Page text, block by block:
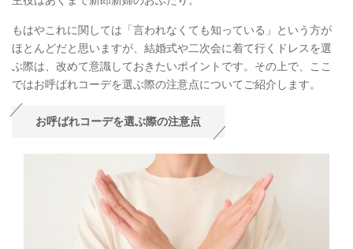
もはやこれに関しては「言われなくても知っている」という方が
ほとんどだと思いますが、結婚式や二次会に着て行くドレスを選
ぶ際は、改めて意識しておきたいポイントです。その上で、ここ
ではお呼ばれコーデを選ぶ際の注意点についてご紹介します。
お呼ばれコーデを選ぶ際の注意点